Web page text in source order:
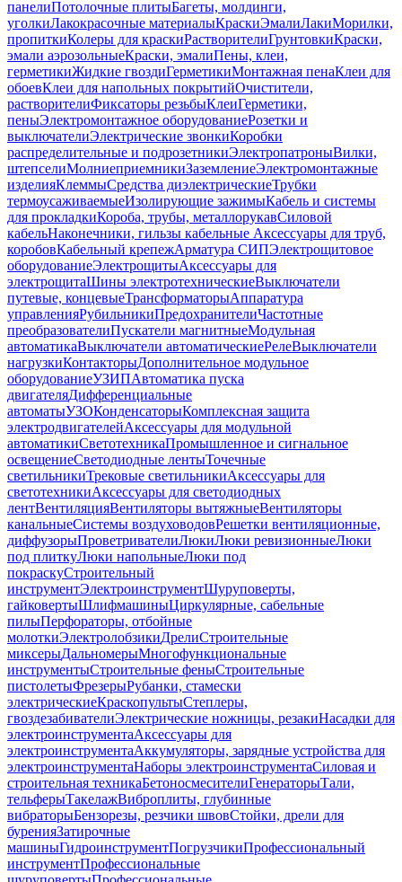
панелиПотолочные плитыБагеты, молдинги,
уголкиЛакокрасочные материалыКраскиЭмалиЛакиМорилки,
пропиткиКолеры для краскиРастворителиГрунтовкиКраски,
эмали аэрозольныеКраски, эмалиПены, клеи,
герметикиЖидкие гвоздиГерметикиМонтажная пенаКлеи для
обоевКлеи для напольных покрытийОчистители,
растворителиФиксаторы резьбыКлеиГерметики,
пеныЭлектромонтажное оборудованиеРозетки и
выключателиЭлектрические звонкиКоробки
распределительные и подрозетникиЭлектропатроныВилки,
штепселиМолниеприемникиЗаземлениеЭлектромонтажные
изделияКлеммыСредства диэлектрическиеТрубки
термоусаживаемыеИзолирующие зажимыКабель и системы
для прокладкиКороба, трубы, металлорукавСиловой
кабельНаконечники, гильзы кабельные Аксессуары для труб,
коробовКабельный крепежАрматура СИПЭлектрощитовое
оборудованиеЭлектрощитыАксессуары для
электрощитаШины электротехническиеВыключатели
путевые, концевыеТрансформаторыАппаратура
управленияРубильникиПредохранителиЧастотные
преобразователиПускатели магнитныеМодульная
автоматикаВыключатели автоматическиеРелеВыключатели
нагрузкиКонтакторыДополнительное модульное
оборудованиеУЗИПАвтоматика пуска
двигателяДифференциальные
автоматыУЗОКонденсаторыКомплексная защита
электродвигателейАксессуары для модульной
автоматикиСветотехникаПромышленное и сигнальное
освещениеСветодиодные лентыТочечные
светильникиТрековые светильникиАксессуары для
светотехникиАксессуары для светодиодных
лентВентиляцияВентиляторы вытяжныеВентиляторы
канальныеСистемы воздуховодовРешетки вентиляционные,
диффузорыПроветривателиЛюкиЛюки ревизионныеЛюки
под плиткуЛюки напольныеЛюки под
покраскуСтроительный
инструментЭлектроинструментШуруповерты,
гайковертыШлифмашиныЦиркулярные, сабельные
пилыПерфораторы, отбойные
молоткиЭлектролобзикиДрелиСтроительные
миксерыДальномерыМногофункциональные
инструментыСтроительные феныСтроительные
пистолетыФрезерыРубанки, стамески
электрическиеКраскопультыСтеплеры,
гвоздезабивателиЭлектрические ножницы, резакиНасадки для
электроинструментаАксессуары для
электроинструментаАккумуляторы, зарядные устройства для
электроинструментаНаборы электроинструментаСиловая и
строительная техникаБетоносмесителиГенераторыТали,
тельферыТакелажВиброплиты, глубинные
вибраторыБензорезы, резчики швовСтойки, дрели для
буренияЗатирочные
машиныГидроинструментПогрузчикиПрофессиональный
инструментПрофессиональные